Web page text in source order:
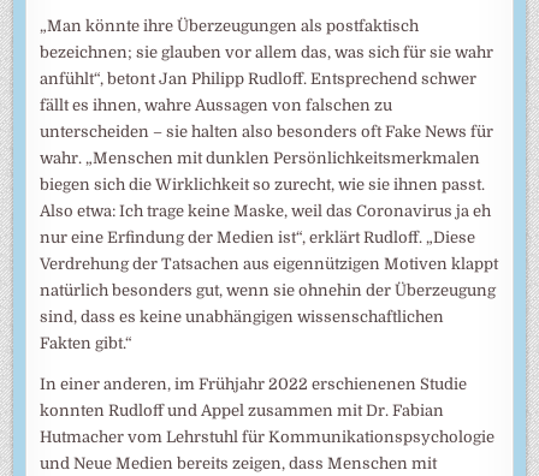
„Man könnte ihre Überzeugungen als postfaktisch
bezeichnen; sie glauben vor allem das, was sich für sie wahr
anfühlt“, betont Jan Philipp Rudloff. Entsprechend schwer
fällt es ihnen, wahre Aussagen von falschen zu
unterscheiden – sie halten also besonders oft Fake News für
wahr. „Menschen mit dunklen Persönlichkeitsmerkmalen
biegen sich die Wirklichkeit so zurecht, wie sie ihnen passt.
Also etwa: Ich trage keine Maske, weil das Coronavirus ja eh
nur eine Erfindung der Medien ist“, erklärt Rudloff. „Diese
Verdrehung der Tatsachen aus eigennützigen Motiven klappt
natürlich besonders gut, wenn sie ohnehin der Überzeugung
sind, dass es keine unabhängigen wissenschaftlichen
Fakten gibt.“
In einer anderen, im Frühjahr 2022 erschienenen Studie
konnten Rudloff und Appel zusammen mit Dr. Fabian
Hutmacher vom Lehrstuhl für Kommunikationspsychologie
und Neue Medien bereits zeigen, dass Menschen mit